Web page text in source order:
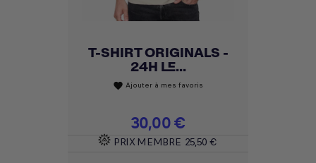
T-SHIRT ORIGINALS -
24H LE...
favorite Ajouter à mes favoris
Prix
30,00 €
PRIX MEMBRE 25,50 €